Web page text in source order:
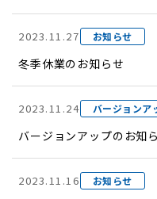
2023.11.27 お知らせ
冬季休業のお知らせ
2023.11.24 バージョンア
バージョンアップのお知
2023.11.16 お知らせ